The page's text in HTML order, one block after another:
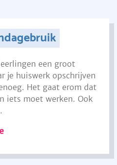
een groot
je huiswerk opschrijven
Het gaat erom dat
iets moet werken. Ook